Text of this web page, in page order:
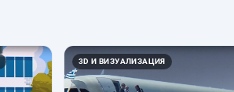
3D И ВИЗУАЛИЗАЦИЯ